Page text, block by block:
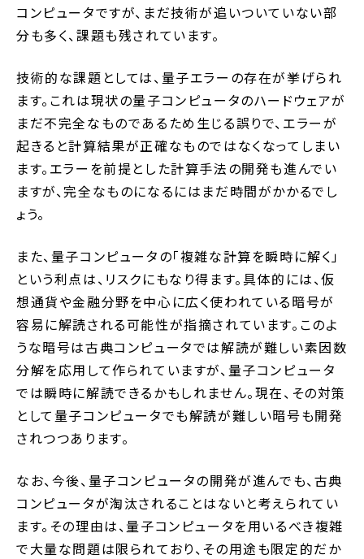
コンピュータですが、まだ技術が追いついていない部
分も多く、課題も残されています。
技術的な課題としては、量子エラーの存在が挙げられ
ます。これは現状の量子コンピュータのハードウェアが
まだ不完全なものであるため生じる誤りで、エラーが
起きると計算結果が正確なものではなくなってしまい
ます。エラーを前提とした計算手法の開発も進んでい
ますが、完全なものになるにはまだ時間がかかるでし
ょう。
また、量子コンピュータの「複雑な計算を瞬時に解く」
という利点は、リスクにもなり得ます。具体的には、仮
想通貨や金融分野を中心に広く使われている暗号が
容易に解読される可能性が指摘されています。このよ
うな暗号は古典コンピュータでは解読が難しい素因数
分解を応用して作られていますが、量子コンピュータ
では瞬時に解読できるかもしれません。現在、その対策
として量子コンピュータでも解読が難しい暗号も開発
されつつあります。
なお、今後、量子コンピュータの開発が進んでも、古典
コンピュータが淘汰されることはないと考えられてい
ます。その理由は、量子コンピュータを用いるべき複雑
で大量な問題は限られており、その用途も限定的だか